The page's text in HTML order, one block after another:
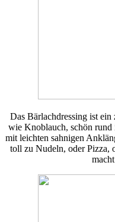
Das Bärlachdressing ist
wie Knoblauch, schön
mit leichten sahnigen
toll zu Nudeln, oder Pizza,